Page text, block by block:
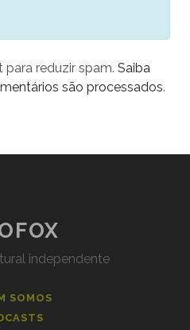
para reduzir spam. Saiba
são processados.
independente
SOMOS